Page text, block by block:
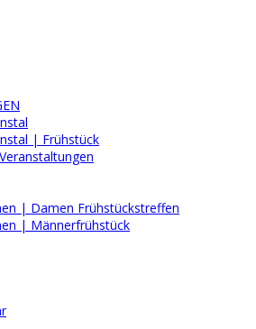
| Frühstück
| Damen Frühstückstreffen
| Männerfrühstück